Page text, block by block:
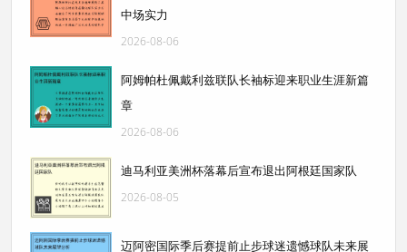
中场实力
2026-08-06
阿姆帕杜佩戴利兹联队长袖标迎来职业生涯新篇
章
2026-08-06
迪马利亚美洲杯落幕后宣布退出阿根廷国家队
2026-08-05
迈阿密国际季后赛提前止步球迷遗憾球队未来展